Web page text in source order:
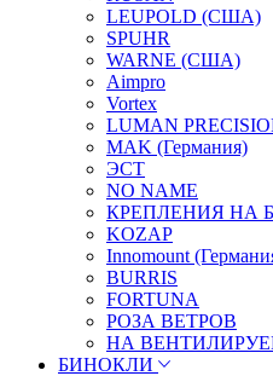
LEUPOLD (США)
SPUHR
WARNE (США)
Aimpro
Vortex
LUMAN
MAK (Германия)
ЭСТ
NO NAME
КРЕПЛЕНИЯ НА
KOZAP
Innomount
BURRIS
FORTUNA
РОЗА ВЕТРОВ
НА
БИНОКЛИ